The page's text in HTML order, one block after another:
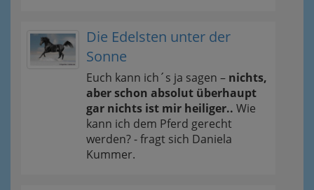
Die Edelsten unter der
Sonne
Euch kann ich´s ja sagen – nichts,
aber schon absolut überhaupt
gar nichts ist mir heiliger.. Wie
kann ich dem Pferd gerecht
werden? - fragt sich Daniela
Kummer.